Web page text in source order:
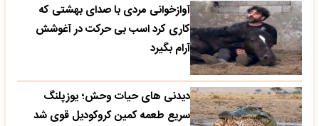
آوازخوانی مردی با صدای بهشتی که
کاری کرد اسب بی حرکت در آغوشش
آرام بگیرد
دیدنی های حیات وحش؛ یوزپلنگ
سریع طعمه کمین کروکودیل قوی شد